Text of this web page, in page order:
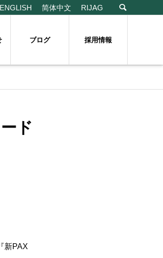
ENGLISH 简体中文 RIJAG
ブログ 採用情報
ド
新PAX